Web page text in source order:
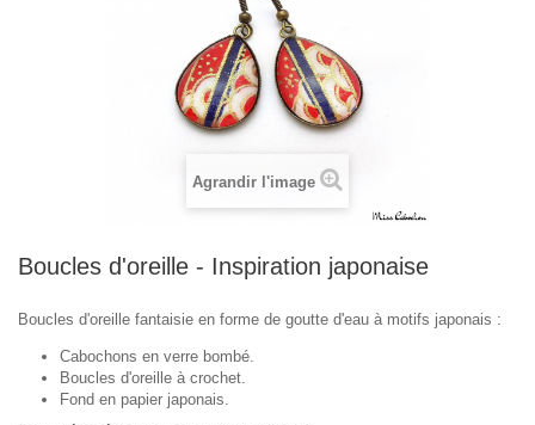
Agrandir l'image
Boucles d'oreille - Inspiration japonaise
Boucles d'oreille fantaisie en forme de goutte d'eau à motifs japonais :
Cabochons en verre bombé.
Boucles d'oreille à crochet.
Fond en papier japonais.